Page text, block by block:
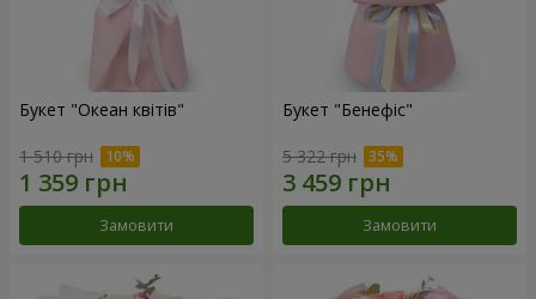
Букет "Океан квітів"
1 510 грн
Замовити
Букет "Бенефіс"
5 322 грн
Замовити